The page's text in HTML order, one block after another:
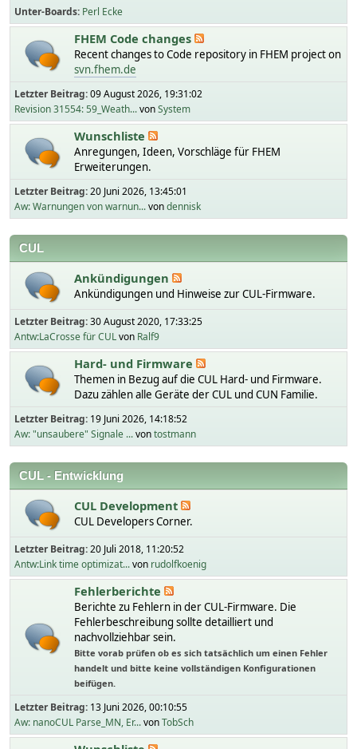
Unter-Boards Perl Ecke
FHEM Code changes
Recent changes to Code repository in FHEM project on
svn.fhem.de
Letzter Beitrag:09 August 2026, 19:31:02
Revision 31554: 59_Weath...vonSystem
Wunschliste
Anregungen, Ideen, Vorschläge für FHEM
Erweiterungen.
Letzter Beitrag:20 Juni 2026, 13:45:01
Aw: Warnungen von warnun...vondennisk
CUL
Ankündigungen
Ankündigungen und Hinweise zur CUL-Firmware.
Letzter Beitrag:30 August 2020, 17:33:25
Antw:LaCrosse für CULvon Ralf9
Hard- und Firmware
Themen in Bezug auf die CUL Hard- und Firmware.
Dazu zählen alle Geräte der CUL und CUN Familie.
Letzter Beitrag: 19 Juni 2026, 14:18:52
Aw: "unsaubere" Signale ...vontostmann
CUL - Entwicklung
CUL Development
CUL Developers Corner.
Letzter Beitrag:20 Juli 2018, 11:20:52
Antw:Link time optimizat...von rudolfkoenig
Fehlerberichte
Berichte zu Fehlern in der CUL-Firmware. Die
Fehlerbeschreibung sollte detailliert und
nachvollziehbar sein.
Bitte vorab prüfen ob es sich tatsächlich um einen Fehler
handelt und bitte keine vollständigen Konfigurationen
beifügen.
Letzter Beitrag: 13 Juni 2026, 00:10:55
Aw: nanoCUL Parse_MN, Er...vonTobSch